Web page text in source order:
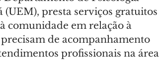
presta serviços gratuitos
comunidade em relação à
de acompanhamento
profissionais na área